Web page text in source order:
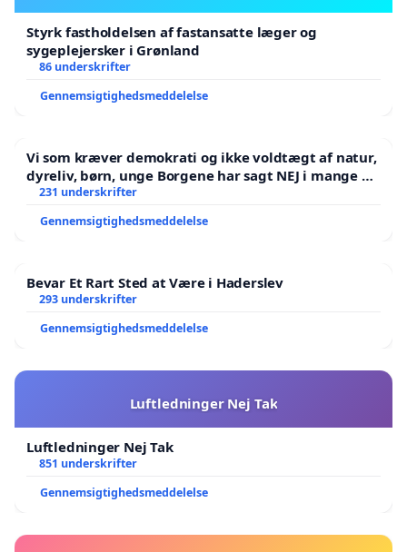
Styrk fastholdelsen af fastansatte læger og
sygeplejersker i Grønland
86 underskrifter
Gennemsigtighedsmeddelelse
Vi som kræver demokrati og ikke voldtægt af natur,
dyreliv, børn, unge Borgene har sagt NEJ i mange år.
Der er
231 underskrifter
Gennemsigtighedsmeddelelse
Bevar Et Rart Sted at Være i Haderslev
293 underskrifter
Gennemsigtighedsmeddelelse
Luftledninger Nej Tak
Luftledninger Nej Tak
851 underskrifter
Gennemsigtighedsmeddelelse